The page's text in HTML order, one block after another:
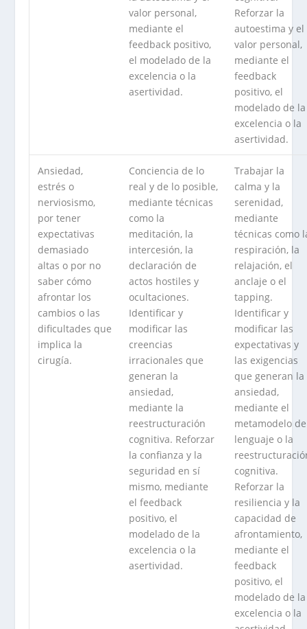
valor personal,
mediante el
feedback positivo,
el modelado de la
excelencia o la
asertividad.
Reforzar la
autoestima y el
valor personal,
mediante el
feedback
positivo, el
modelado de la
excelencia o la
asertividad.
Ansiedad,
estrés o
nerviosismo,
por tener
expectativas
demasiado
altas o por no
saber cómo
afrontar los
cambios o las
dificultades que
implica la
cirugía.
Conciencia de lo
real y de lo posible,
mediante técnicas
como la
meditación, la
intercesión, la
declaración de
actos hostiles y
ocultaciones.
Identificar y
modificar las
creencias
irracionales que
generan la
ansiedad,
mediante la
reestructuración
cognitiva. Reforzar
la confianza y la
seguridad en sí
mismo, mediante
el feedback
positivo, el
modelado de la
excelencia o la
asertividad.
Trabajar la
calma y la
serenidad,
mediante
técnicas como
respiración, la
relajación, el
anclaje o el
tapping.
Identificar y
modificar las
expectativas y
las exigencias
que generan la
ansiedad,
mediante el
metamodelo
lenguaje o la
cognitiva.
Reforzar la
resiliencia y la
capacidad de
afrontamiento,
mediante el
feedback
positivo, el
modelado de la
excelencia o la